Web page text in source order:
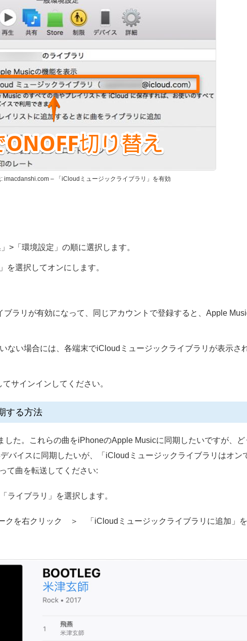
imacdanshi.com – 「iCloudミュージックライブラリ」を有効
>「環境設定」の順に選択します。
を選択してオンにします。
ラリが有効になって、同じアカウントで登録すると、Apple
ない場合には、各端末でiCloudミュージックライブラリが表示さ
サインインしてください。
する方法
た。これらの曲をiPhoneのApple Musicに同期したいですが、ど
バイスに同期したいが、「iCloudミュージックライブラリはオン
て曲を転送してください:
イブラリ」を選択します。
を右クリック ＞ 「iCloudミュージックライブラリに追加」を